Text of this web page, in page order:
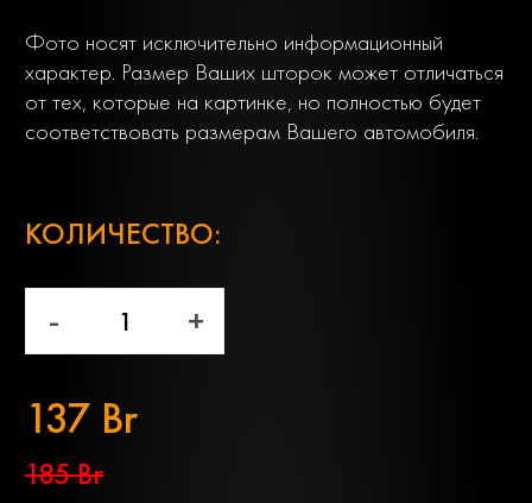
Фото носят исключительно информационный
характер. Размер Ваших шторок может отличаться
от тех, которые на картинке, но полностью будет
соответствовать размерам Вашего автомобиля.
КОЛИЧЕСТВО:
- +
137 Br
185 Br